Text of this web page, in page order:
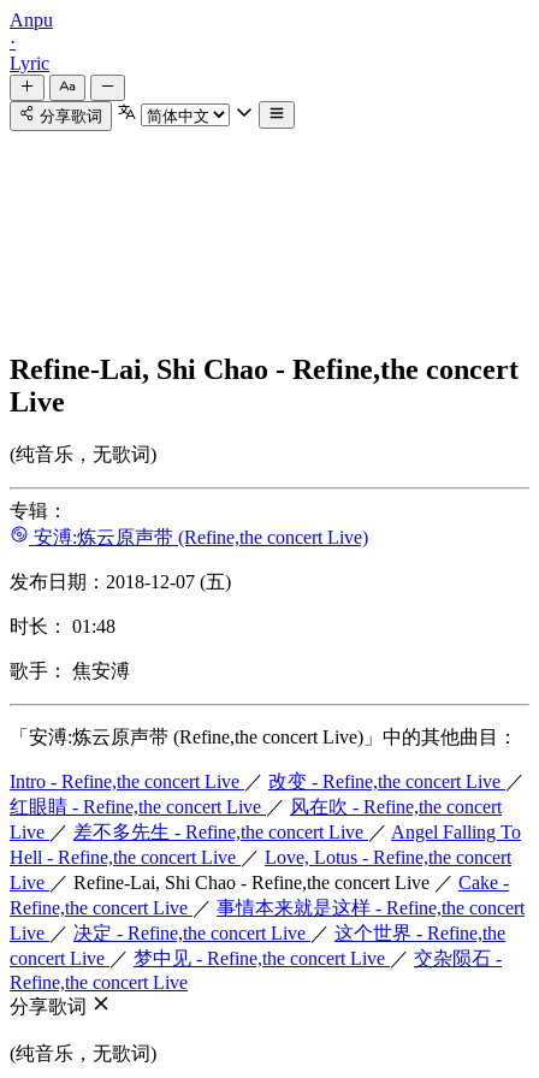
Anpu
·
Lyric
分享歌词
Refine-Lai, Shi Chao - Refine,the concert
Live
(纯音乐，无歌词)
专辑：
安溥:炼云原声带 (Refine,the concert Live)
发布日期：2018-12-07 (五)
时长： 01:48
歌手： 焦安溥
「安溥:炼云原声带 (Refine,the concert Live)」中的其他曲目：
Intro - Refine,the concert Live ／ 改变 - Refine,the concert Live ／
红眼睛 - Refine,the concert Live ／ 风在吹 - Refine,the concert
Live ／ 差不多先生 - Refine,the concert Live ／ Angel Falling To
Hell - Refine,the concert Live ／ Love, Lotus - Refine,the concert
Live ／ Refine-Lai, Shi Chao - Refine,the concert Live ／ Cake -
Refine,the concert Live ／ 事情本来就是这样 - Refine,the concert
Live ／ 决定 - Refine,the concert Live ／ 这个世界 - Refine,the
concert Live ／ 梦中见 - Refine,the concert Live ／ 交杂陨石 -
Refine,the concert Live
分享歌词
(纯音乐，无歌词)